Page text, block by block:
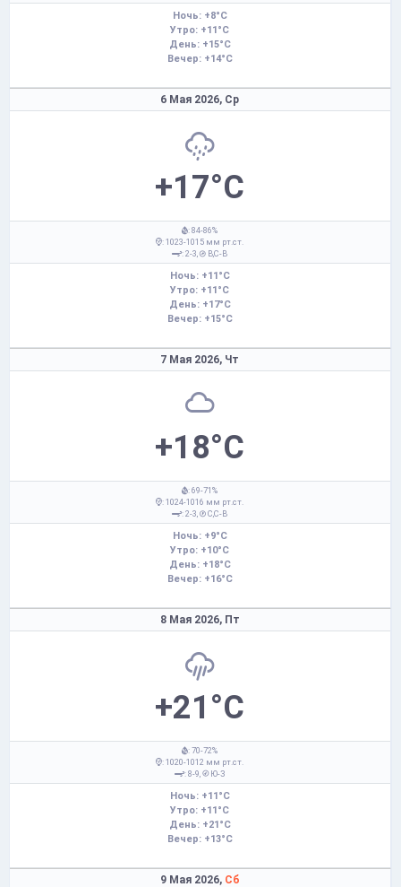
Ночь: +8°C
Утро: +11°C
День: +15°C
Вечер: +14°C
6 Мая 2026, Ср
+17°C
: 84-86%
: 1023-1015 мм рт.ст.
: 2-3,
В,С-В
Ночь: +11°C
Утро: +11°C
День: +17°C
Вечер: +15°C
7 Мая 2026, Чт
+18°C
: 69-71%
: 1024-1016 мм рт.ст.
: 2-3,
С,С-В
Ночь: +9°C
Утро: +10°C
День: +18°C
Вечер: +16°C
8 Мая 2026, Пт
+21°C
: 70-72%
: 1020-1012 мм рт.ст.
: 8-9,
Ю-З
Ночь: +11°C
Утро: +11°C
День: +21°C
Вечер: +13°C
9 Мая 2026, Сб